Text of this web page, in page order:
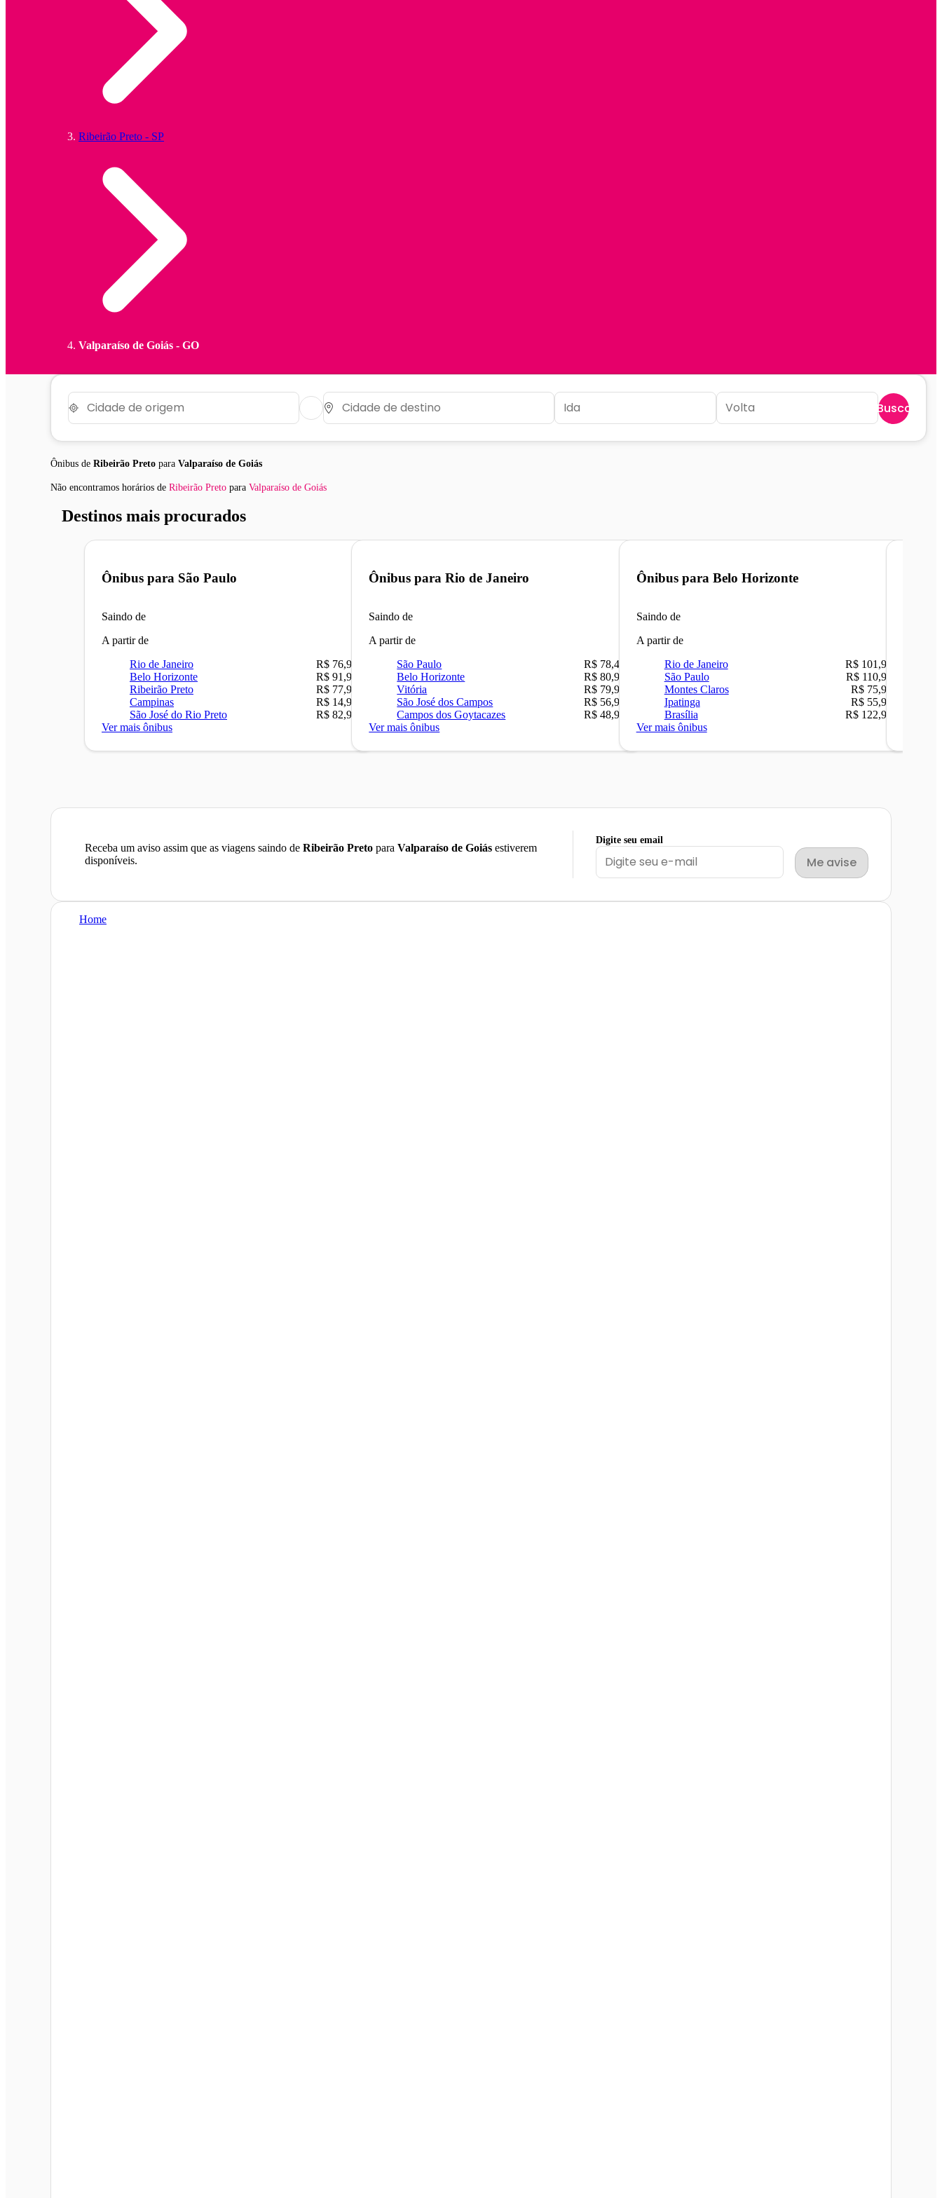
Ribeirão Preto - SP
Valparaíso de Goiás - GO
Buscar
Ônibus de Ribeirão Preto para Valparaíso de Goiás
Não encontramos horários de Ribeirão Preto para Valparaíso de Goiás
Destinos mais procurados
Ônibus para São Paulo
Saindo de
A partir de
Rio de Janeiro
R$ 76,90
Belo Horizonte
R$ 91,90
Ribeirão Preto
R$ 77,90
Campinas
R$ 14,90
São José do Rio Preto
R$ 82,90
Ver mais ônibus
Ônibus paraRio de Janeiro
Saindo de
A partir de
São Paulo
R$ 78,47
Belo Horizonte
R$ 80,90
Vitória
R$ 79,90
São José dos Campos
R$ 56,90
Campos dos Goytacazes
R$ 48,90
Ver mais ônibus
Ônibus para Belo Horizonte
Saindo de
A partir de
Rio de Janeiro
R$ 101,90
São Paulo
R$ 110,90
Montes Claros
R$ 75,90
Ipatinga
R$ 55,90
Brasília
R$ 122,90
Ver mais ônibus
Receba um aviso assim que as viagens saindo de Ribeirão Preto para Valparaíso de Goiás estiverem
disponíveis.
Digite seu email
Me avise
Home